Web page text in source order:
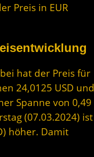
Preis in EUR
hat der Preis für
24,0125 USD und
Spanne von 0,49
(07.03.2024) ist
höher. Damit